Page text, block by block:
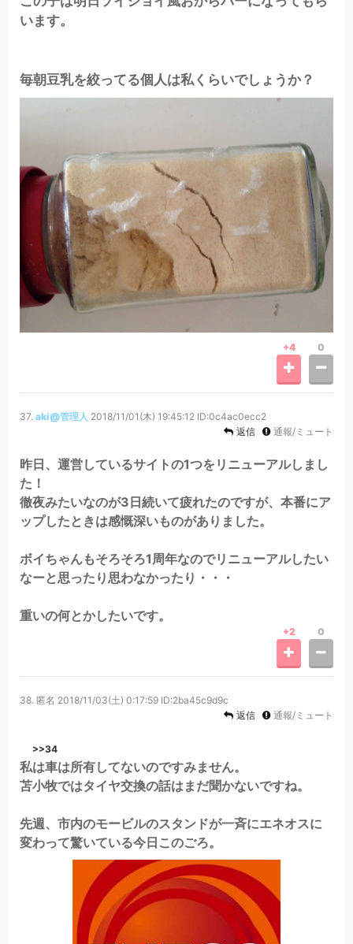
います。
毎朝豆乳を絞ってる個人は私くらいでしょうか？
+4 0
37. aki@管理人 2018/11/01(木) 19:45:12 ID:0c4ac0ecc2
返信
通報/ミュート
昨日、運営しているサイトの1つをリニューアルしまし
た！
徹夜みたいなのが3日続いて疲れたのですが、本番にア
ップしたときは感慨深いものがありました。
ボイちゃんもそろそろ1周年なのでリニューアルしたい
なーと思ったり思わなかったり・・・
重いの何とかしたいです。
+2 0
38. 匿名 2018/11/03(土) 0:17:59 ID:2ba45c9d9c
返信
通報/ミュート
>>34
私は車は所有してないのですみません。
苫小牧ではタイヤ交換の話はまだ聞かないですね。
先週、市内のモービルのスタンドが一斉にエネオスに
変わって驚いている今日このごろ。